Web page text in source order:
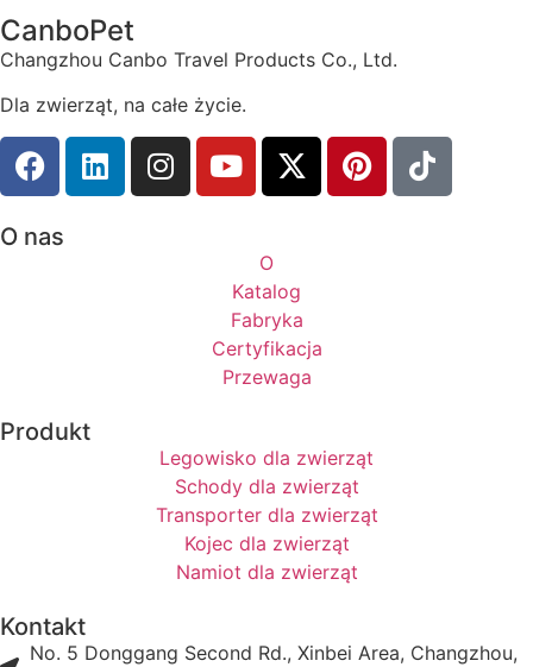
CanboPet
Changzhou Canbo Travel Products Co., Ltd.
Dla zwierząt, na całe życie.
O nas
O
Katalog
Fabryka
Certyfikacja
Przewaga
Produkt
Legowisko dla zwierząt
Schody dla zwierząt
Transporter dla zwierząt
Kojec dla zwierząt
Namiot dla zwierząt
Kontakt
No. 5 Donggang Second Rd., Xinbei Area, Changzhou,